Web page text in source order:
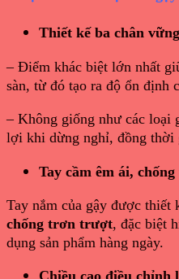
Thiết kế ba chân
– Điểm khác biệt lớn nhất
sàn, từ đó tạo ra độ ổn định
– Không giống như các loại
lợi khi dừng nghỉ, đồng thời
Tay cầm êm ái,
Tay nắm của gậy được thiết
chống trơn trượt, đặc biệt
dụng sản phẩm hàng ngày.